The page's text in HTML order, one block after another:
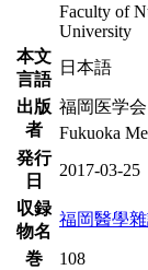
Faculty of
University
本文
言語
日本語
出版
者
福岡医学会
Fukuoka
発行
日
2017-03-25
収録
物名
福岡醫學
巻 108